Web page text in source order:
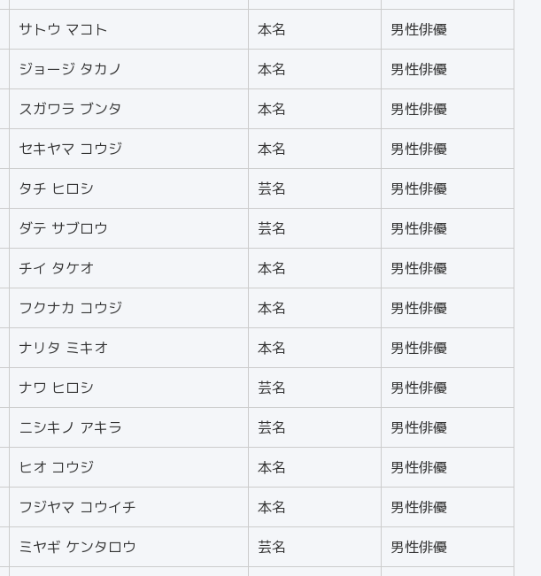
サトウ マコト 本名 男性俳優
ジョージ タカノ 本名 男性俳優
スガワラ ブンタ 本名 男性俳優
セキヤマ コウジ 本名 男性俳優
タチ ヒロシ 芸名 男性俳優
ダテ サブロウ 芸名 男性俳優
チイ タケオ 本名 男性俳優
フクナカ コウジ 本名 男性俳優
ナリタ ミキオ 本名 男性俳優
ナワ ヒロシ 芸名 男性俳優
ニシキノ アキラ 芸名 男性俳優
ヒオ コウジ 本名 男性俳優
フジヤマ コウイチ 本名 男性俳優
ミヤギ ケンタロウ 芸名 男性俳優